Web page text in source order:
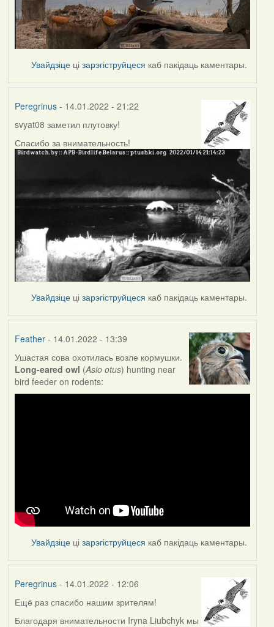
Увайдзіце цізарэгіструйцеся каб пакідаць каментары.
Peregrinus- 14.01.2022 - 21:22
svyat08 заметил плутовку!
Спасибо за внимательность!
Увайдзіце цізарэгіструйцеся каб пакідаць каментары.
Feather- 14.01.2022 - 13:39
Ушастая сова охотилась возле кормушки.
Long-eared owl (Asio otus) hunting near
bird feeder on rodents:
Увайдзіце цізарэгіструйцеся каб пакідаць каментары.
Peregrinus- 14.01.2022 - 12:06
Ещё раз спасибо нашим зрителям!
Благодаря внимательности Iryna Liubchyk мы